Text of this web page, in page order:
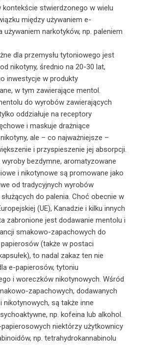
kontekście stwierdzonego w wielu
między używaniem e-
używaniem narkotyków, np. paleniem
dla przemysłu tytoniowego jest
nikotyny, średnio na 20-30 lat,
inwestycje w produkty
w tym zawierające mentol.
do wyrobów zawierających
oddziałuje na receptory
i maskuje drażniące
ale – co najważniejsze –
i przyspieszenie jej absorpcji.
wyroby bezdymne, aromatyzowane
i nikotynowe są promowane jako
od tradycyjnych wyrobów
do palenia. Choć obecnie w
(UE), Kanadzie i kilku innych
zabronione jest dodawanie mentolu i
smakowo-zapachowych do
(także w postaci
to nadal zakaz ten nie
e-papierosów, tytoniu
i woreczków nikotynowych. Wśród
zapachowych, dodawanych
nikotynowych, są także inne
np. kofeina lub alkohol.
papierosowych niektórzy użytkownicy
np. tetrahydrokannabinolu